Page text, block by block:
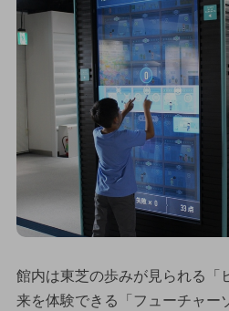
館内は東芝の歩みが見られる「
来を体験できる「フューチャー